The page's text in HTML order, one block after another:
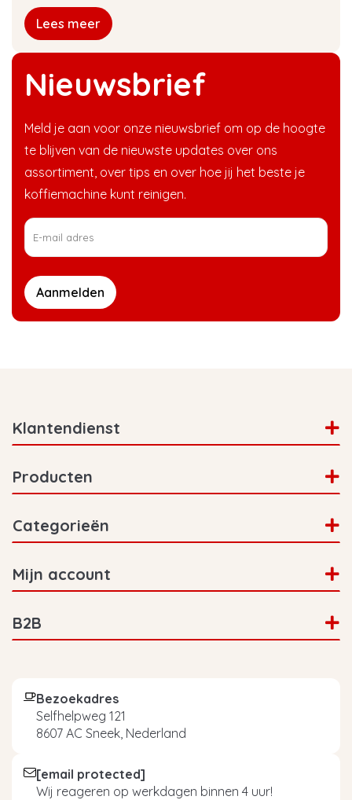
Nieuwsbrief
Meld je aan voor onze nieuwsbrief om op de hoogte
te blijven van de nieuwste updates over ons
assortiment, over tips en over hoe jij het beste je
koffiemachine kunt reinigen.
Aanmelden
Lees meer
Klantendienst
Producten
Categorieën
Mijn account
B2B
Bezoekadres
Selfhelpweg 121
8607 AC Sneek, Nederland
[email protected]
Wij reageren op werkdagen binnen 4 uur!